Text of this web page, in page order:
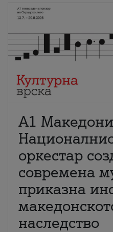
А1
оркестар
современа
приказна
наследство